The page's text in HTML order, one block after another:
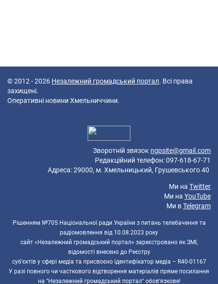
© 2012 - 2026 Незалежний громадський портал. Всі права
захищені.
Оперативні новини Хмельниччини.
Зворотній звязок ngpsite@gmail.com
Редакційний телефон: 097-618-67-71
Адреса: 29000, м. Хмельницький, Грушевського 40
Ми на Twitter
Ми на YouTube
Ми вTelegram
Рішенням №705 Національної ради України з питань телебачення та
радіомовлення від 10.08.2023 року
сайт «Незалежний громадський портал» зареєстровано як ЗМІ,
відомості внесено до Реєстру
суб’єктів у сфері медіа та присвоєно ідентифікатор медіа – R40-01167
У разі повного чи часткового відтворення матеріалів пряме посилання
на "Незалежний громадський портал" обов'язкове!